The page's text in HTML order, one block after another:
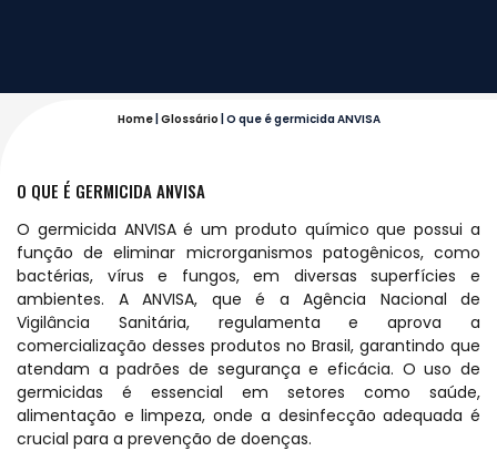
Home| Glossário O que é germicida ANVISA
O QUE É GERMICIDA ANVISA
O germicida ANVISA é um produto químico que possui a
função de eliminar microrganismos patogênicos, como
bactérias, vírus e fungos, em diversas superfícies e
ambientes. A ANVISA, que é a Agência Nacional de
Vigilância Sanitária, regulamenta e aprova a
comercialização desses produtos no Brasil, garantindo que
atendam a padrões de segurança e eficácia. O uso de
germicidas é essencial em setores como saúde,
alimentação e limpeza, onde a desinfecção adequada é
crucial para a prevenção de doenças.